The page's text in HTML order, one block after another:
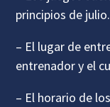
principios de julio.
– El lugar de
entrenador y el
– El horario de